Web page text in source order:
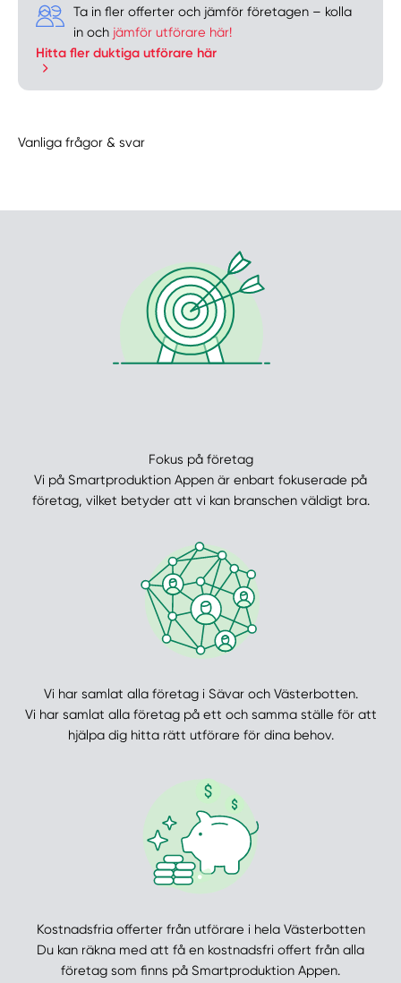
Ta in fler offerter och jämför företagen – kolla
in och jämför utförare här!
Hitta fler duktiga utförare här
Vanliga frågor & svar
Fokus på företag
Vi på Smartproduktion Appen är enbart fokuserade på
företag, vilket betyder att vi kan branschen väldigt bra.
Vi har samlat alla företag i Sävar och Västerbotten.
Vi har samlat alla företag på ett och samma ställe för att
hjälpa dig hitta rätt utförare för dina behov.
Kostnadsfria offerter från utförare i hela Västerbotten
Du kan räkna med att få en kostnadsfri offert från alla
företag som finns på Smartproduktion Appen.